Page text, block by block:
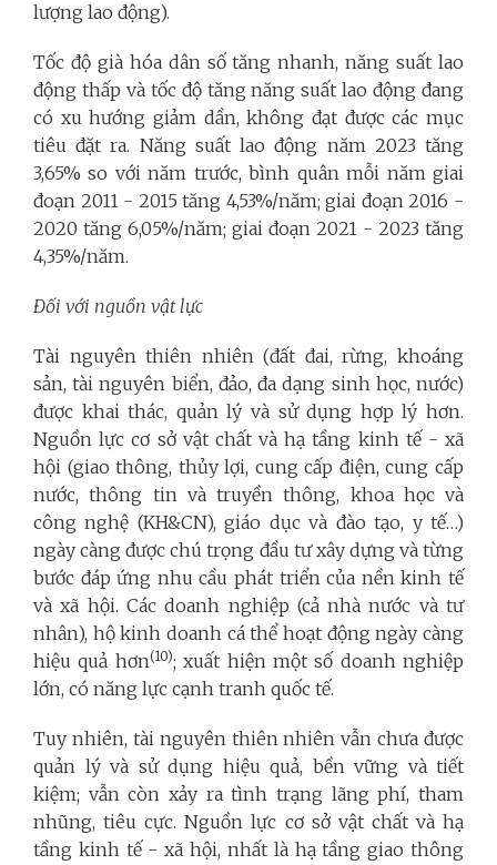
lượng lao động).
Tốc độ già hóa dân số tăng nhanh, năng suất lao
động thấp và tốc độ tăng năng suất lao động đang
có xu hướng giảm dần, không đạt được các mục
tiêu đặt ra. Năng suất lao động năm 2023 tăng
3,65% so với năm trước, bình quân mỗi năm giai
đoạn 2011 - 2015 tăng 4,53%/năm; giai đoạn 2016 -
2020 tăng 6,05%/năm; giai đoạn 2021 - 2023 tăng
4,35%/năm.
Đối với nguồn vật lực
Tài nguyên thiên nhiên (đất đai, rừng, khoáng
sản, tài nguyên biển, đảo, đa dạng sinh học, nước)
được khai thác, quản lý và sử dụng hợp lý hơn.
Nguồn lực cơ sở vật chất và hạ tầng kinh tế - xã
hội (giao thông, thủy lợi, cung cấp điện, cung cấp
nước, thông tin và truyền thông, khoa học và
công nghệ (KH&CN), giáo dục và đào tạo, y tế…)
ngày càng được chú trọng đầu tư xây dựng và từng
bước đáp ứng nhu cầu phát triển của nền kinh tế
và xã hội. Các doanh nghiệp (cả nhà nước và tư
nhân), hộ kinh doanh cá thể hoạt động ngày càng
hiệu quả hơn(10); xuất hiện một số doanh nghiệp
lớn, có năng lực cạnh tranh quốc tế.
Tuy nhiên, tài nguyên thiên nhiên vẫn chưa được
quản lý và sử dụng hiệu quả, bền vững và tiết
kiệm; vẫn còn xảy ra tình trạng lãng phí, tham
nhũng, tiêu cực. Nguồn lực cơ sở vật chất và hạ
tầng kinh tế - xã hội, nhất là hạ tầng giao thông